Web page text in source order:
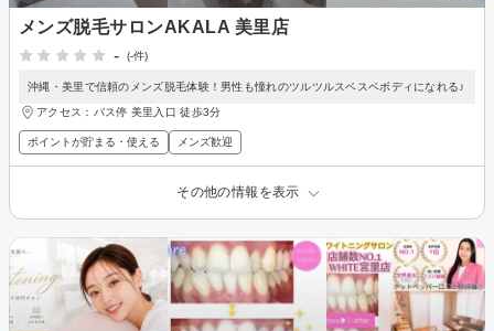
メンズ脱毛サロンAKALA 美里店
-
(-件)
沖縄・美里で信頼のメンズ脱毛体験！男性も憧れのツルツルスベスベボディになれる♪
アクセス：バス停 美里入口 徒歩3分
ポイントが貯まる・使える メンズ歓迎
その他の情報を表示